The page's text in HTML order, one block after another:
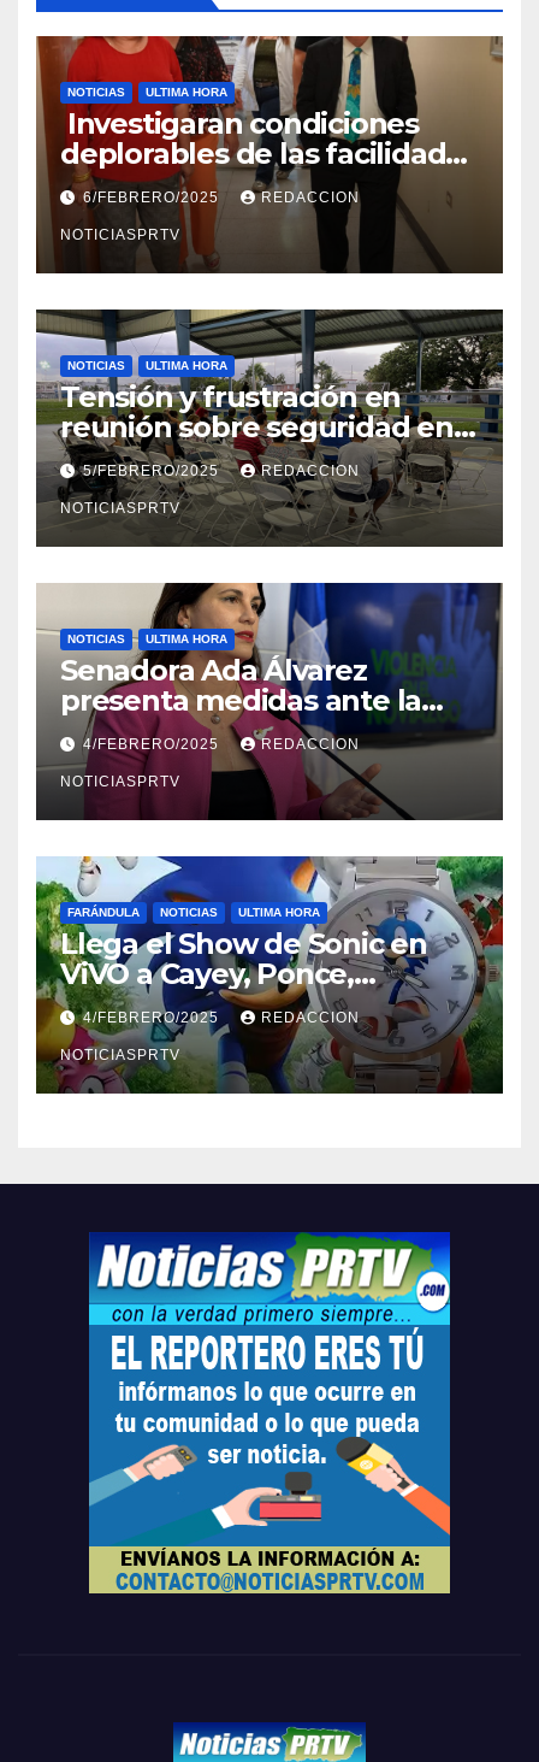
NOTICIAS ULTIMA HORA
Investigaran condiciones
deplorables de las facilidades
el Departamento de la Salud
en Mayagüez
6/FEBRERO/2025 REDACCION
NOTICIASPRTV
NOTICIAS ULTIMA HORA
Tensión y frustración en
reunión sobre seguridad en
Reparto Metropolitano
5/FEBRERO/2025 REDACCION
NOTICIASPRTV
NOTICIAS ULTIMA HORA
Senadora Ada Álvarez
presenta medidas ante la
violencia en el noviazgo
4/FEBRERO/2025 REDACCION
NOTICIASPRTV
FARÁNDULA NOTICIAS ULTIMA HORA
Llega el Show de Sonic en
ViVO a Cayey, Ponce,
Barceloneta y Humacao,
Relojes gratis para el que
compre ahora….
4/FEBRERO/2025 REDACCION
NOTICIASPRTV